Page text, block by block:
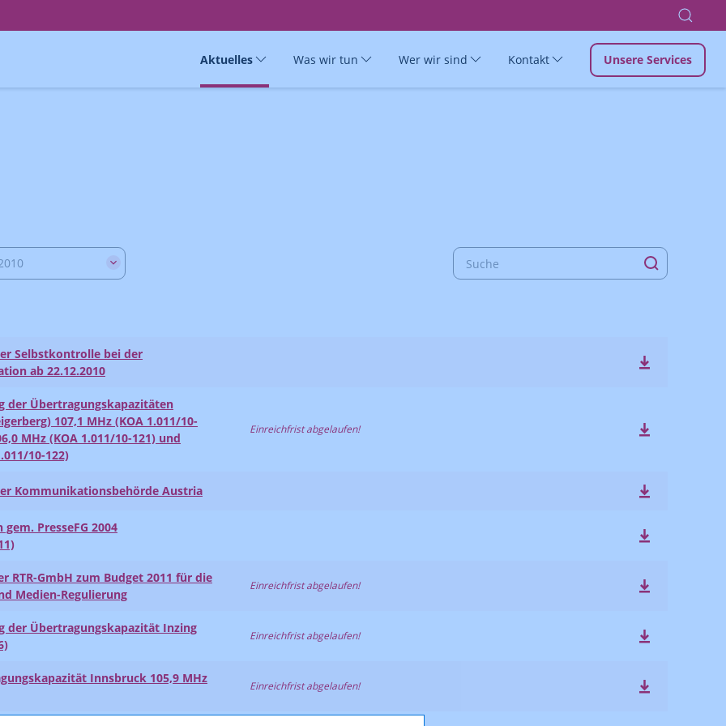
Aktuelles Was wir tun Wer wir sind Kontakt Unsere Services
Selbstkontrolle bei der
ab 22.12.2010
der Übertragungskapazitäten
107,1 MHz (KOA 1.011/10-
MHz (KOA 1.011/10-121) und
10-122)
Einreichfrist abgelaufen!
Kommunikationsbehörde Austria
PresseFG 2004
RTR-GmbH zum Budget 2011 für die
Medien-Regulierung
Einreichfrist abgelaufen!
der Übertragungskapazität Inzing
Einreichfrist abgelaufen!
Innsbruck 105,9 MHz
Einreichfrist abgelaufen!